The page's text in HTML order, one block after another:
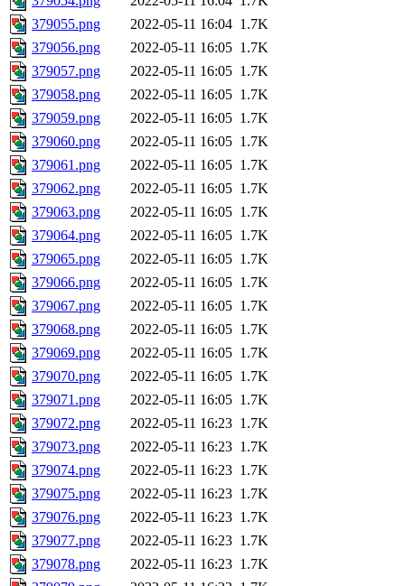
379055.png
2022-05-11 16:04 1.7K
379056.png
2022-05-11 16:05 1.7K
379057.png
2022-05-11 16:05 1.7K
379058.png
2022-05-11 16:05 1.7K
379059.png
2022-05-11 16:05 1.7K
379060.png
2022-05-11 16:05 1.7K
379061.png
2022-05-11 16:05 1.7K
379062.png
2022-05-11 16:05 1.7K
379063.png
2022-05-11 16:05 1.7K
379064.png
2022-05-11 16:05 1.7K
379065.png
2022-05-11 16:05 1.7K
379066.png
2022-05-11 16:05 1.7K
379067.png
2022-05-11 16:05 1.7K
379068.png
2022-05-11 16:05 1.7K
379069.png
2022-05-11 16:05 1.7K
379070.png
2022-05-11 16:05 1.7K
379071.png
2022-05-11 16:05 1.7K
379072.png
2022-05-11 16:23 1.7K
379073.png
2022-05-11 16:23 1.7K
379074.png
2022-05-11 16:23 1.7K
379075.png
2022-05-11 16:23 1.7K
379076.png
2022-05-11 16:23 1.7K
379077.png
2022-05-11 16:23 1.7K
379078.png
2022-05-11 16:23 1.7K